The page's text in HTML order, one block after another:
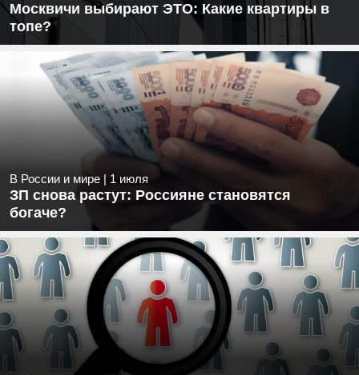
Москвичи выбирают ЭТО: Какие квартиры в
топе?
В России и мире | 1 июля
ЗП снова растут: Россияне становятся
богаче?